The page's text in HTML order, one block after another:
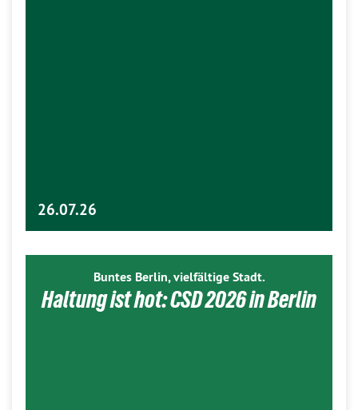
26.07.26
Buntes Berlin, vielfältige Stadt.
Haltung ist hot: CSD 2026 in Berlin